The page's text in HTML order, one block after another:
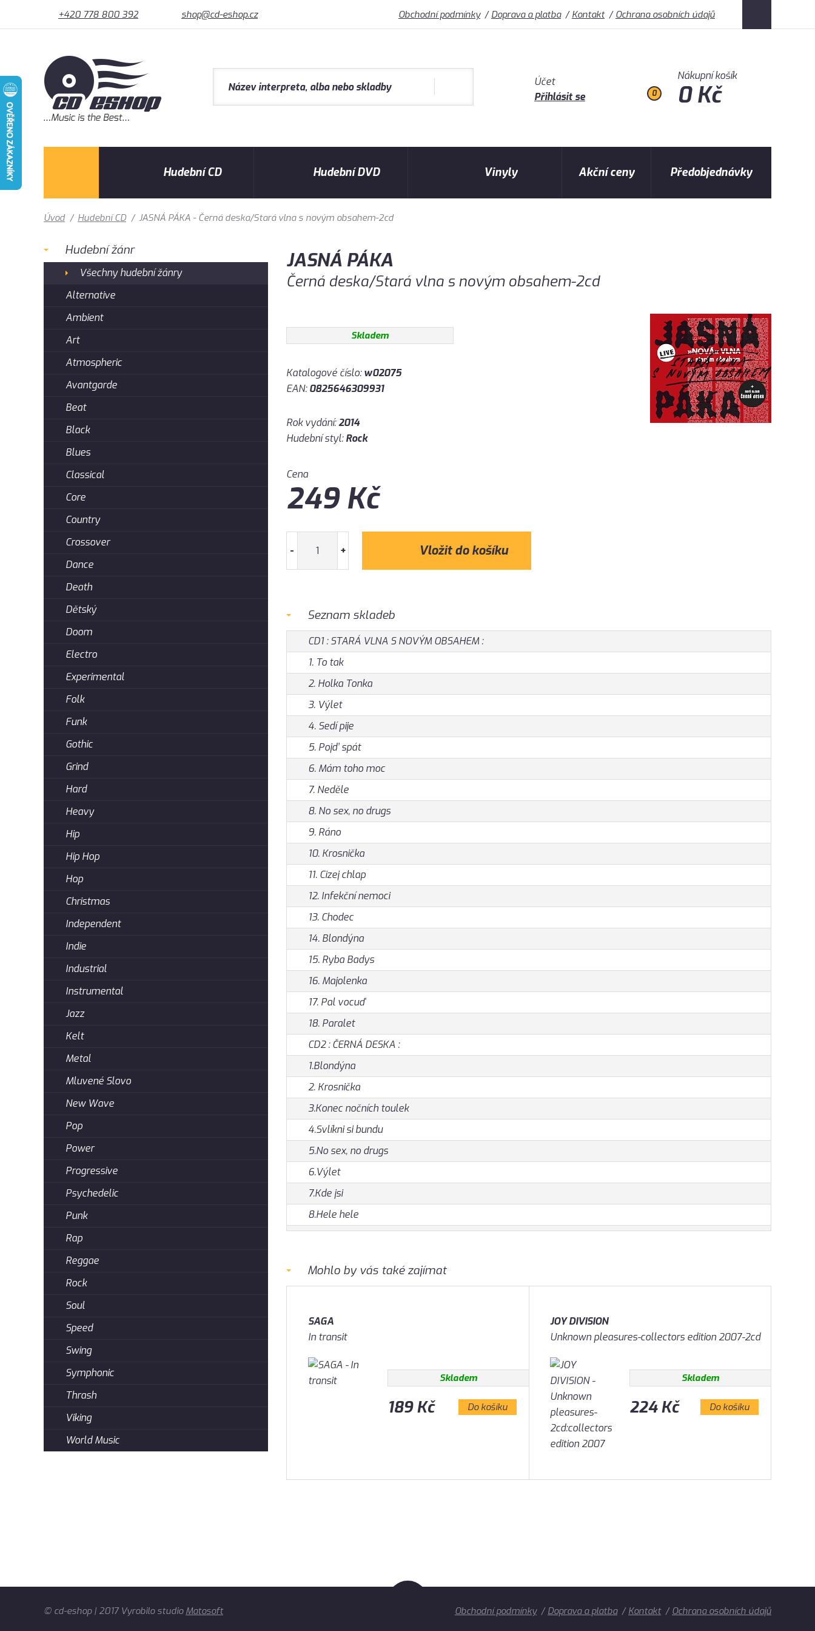
+420 778 800 392 shop@cd-eshop.cz Obchodní podmínky Doprava a platba Kontakt Ochrana osobních údajů
Účet
Přihlásit se
0
Nákupní košík
0 Kč
Hudební CD Hudební DVD Vinyly Akční ceny Předobjednávky
Úvod / Hudební CD / JASNÁ PÁKA - Černá deska/Stará vlna s novým obsahem-2cd
JASNÁ PÁKA
Černá deska/Stará vlna s novým obsahem-2cd
Skladem
Katalogové číslo:w02075
EAN:0825646309931
Rok vydání:2014
Hudební styl:Rock
Cena
249Kč
- +
Seznam skladeb
CD1 : STARÁ VLNA S NOVÝM OBSAHEM :
1. To tak
2. Holka Tonka
3. Výlet
4. Sedí pije
5. Pojd’ spát
6. Mám toho moc
7. Neděle
8. No sex, no drugs
9. Ráno
10. Krosnička
11. Cizej chlap
12. Infekční nemoci
13. Chodec
14. Blondýna
15. Ryba Badys
16. Majolenka
17. Pal vocuď
18. Paralet
CD2 : ČERNÁ DESKA :
1.Blondýna
2. Krosnička
3.Konec nočních toulek
4.Svlíkni si bundu
5.No sex, no drugs
6.Výlet
7.Kde jsi
8.Hele hele
Mohlo by vás také zajímat
SAGA
In transit
Skladem
189 Kč Do košíku
JOY DIVISION
Unknown pleasures-collectors edition 2007-2cd
Skladem
224 Kč Do košíku
Hudební žánr
Všechny hudební žánry
Alternative
Ambient
Art
Atmospheric
Avantgarde
Beat
Black
Blues
Classical
Core
Country
Crossover
Dance
Death
Dětský
Doom
Electro
Experimental
Folk
Funk
Gothic
Grind
Hard
Heavy
Hip
Hip Hop
Hop
Christmas
Independent
Indie
Industrial
Instrumental
Jazz
Kelt
Metal
Mluvené Slovo
New Wave
Pop
Power
Progressive
Psychedelic
Punk
Rap
Reggae
Rock
Soul
Speed
Swing
Symphonic
Thrash
Viking
World Music
© cd-eshop | 2017 Vyrobilo studio Matosoft Obchodní podmínky Doprava a platba Kontakt Ochrana osobních údajů